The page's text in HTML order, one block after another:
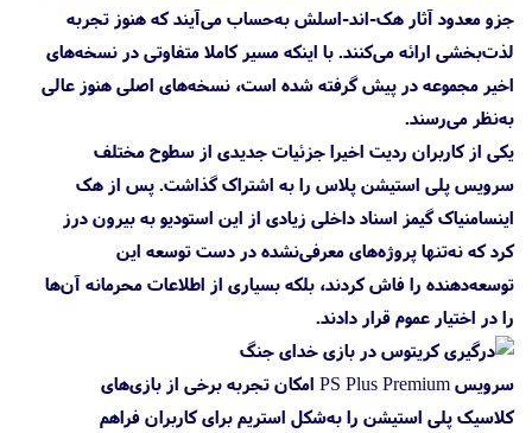
جزو معدود آثار هک-اند-اسلش به‌حساب می‌آیند که هنوز تجربه
لذت‌بخشی ارائه می‌کنند. با اینکه مسیر کاملا متفاوتی در نسخه‌های
اخیر مجموعه در پیش گرفته شده است، نسخه‌های اصلی هنوز عالی
به‌نظر می‌رسند.
یکی از کاربران ردیت اخیرا جزئیات جدیدی از سطوح مختلف
سرویس پلی استیشن پلاس را به اشتراک گذاشت. پس از هک
اینسامنیاک گیمز اسناد داخلی زیادی از این استودیو به بیرون درز
کرد که نه‌تنها پروژه‌های معرفی‌نشده در دست توسعه این
توسعه‌دهنده را فاش کردند، بلکه بسیاری از اطلاعات محرمانه آن‌ها
را در اختیار عموم قرار دادند.
سرویس PS Plus Premium امکان تجربه برخی از بازی‌های
کلاسیک پلی استیشن را به‌شکل استریم برای کاربران فراهم